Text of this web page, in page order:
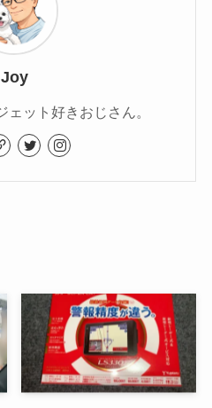
Joy
ット好きおじさん。